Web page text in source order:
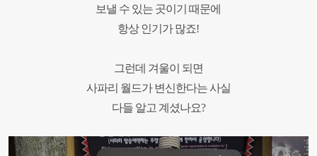
보낼 수 있는 곳이기 때문에
항상 인기가 많죠!
그런데 겨울이 되면
사파리 월드가 변신한다는 사실
다들 알고 계셨나요?